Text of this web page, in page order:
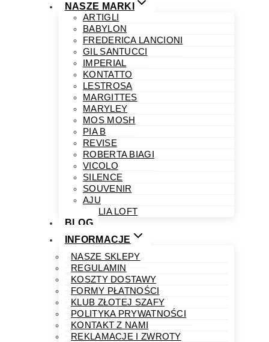
NASZE MARKI
ARTIGLI
BABYLON
FREDERICA LANCIONI
GIL SANTUCCI
IMPERIAL
KONTATTO
LESTROSA
MARGITTES
MARYLEY
MOS MOSH
PIA B
REVISE
ROBERTA BIAGI
VICOLO
SILENCE
SOUVENIR
AJU
PHILIA LOFT
BLOG
INFORMACJE
NASZE SKLEPY
REGULAMIN
KOSZTY DOSTAWY
FORMY PŁATNOŚCI
KLUB ZŁOTEJ SZAFY
POLITYKA PRYWATNOŚCI
KONTAKT Z NAMI
REKLAMACJE I ZWROTY